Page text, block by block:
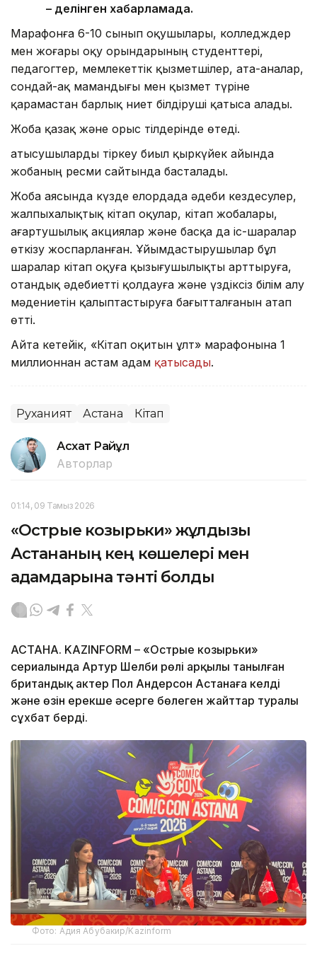
– делінген хабарламада.
Марафонға 6-10 сынып оқушылары, колледждер
мен жоғары оқу орындарының студенттері,
педагогтер, мемлекеттік қызметшілер, ата-аналар,
сондай-ақ мамандығы мен қызмет түріне
қарамастан барлық ниет білдіруші қатыса алады.
Жоба қазақ және орыс тілдерінде өтеді.
Қатысушыларды тіркеу биыл қыркүйек айында
жобаның ресми сайтында басталады.
Жоба аясында күзде елордада әдеби кездесулер,
жалпыхалықтық кітап оқулар, кітап жобалары,
ағартушылық акциялар және басқа да іс-шаралар
өткізу жоспарланған. Ұйымдастырушылар бұл
шаралар кітап оқуға қызығушылықты арттыруға,
отандық әдебиетті қолдауға және үздіксіз білім алу
мәдениетін қалыптастыруға бағытталғанын атап
өтті.
Айта кетейік, «Кітап оқитын ұлт» марафонына 1
миллионнан астам адам қатысады.
Руханият Астана Кітап
Асхат Райқұл
Авторлар
01:14, 09 Тамыз 2026
«Острые козырьки» жұлдызы
Астананың кең көшелері мен
адамдарына тәнті болды
АСТАНА. KAZINFORM – «Острые козырьки»
сериалында Артур Шелби рөлі арқылы танылған
британдық актер Пол Андерсон Астанаға келді
және өзін ерекше әсерге бөлеген жайттар туралы
сұхбат берді.
Фото: Адия Абубакир/Kazinform